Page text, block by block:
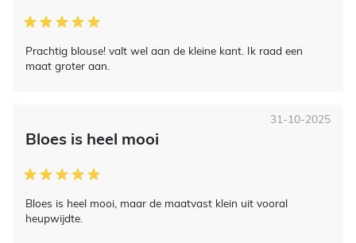
Prachtig blouse! valt wel aan de kleine kant. Ik raad een
maat groter aan.
Bloes is heel mooi
Bloes is heel mooi, maar de maatvast klein uit vooral
heupwijdte.
31-10-2025